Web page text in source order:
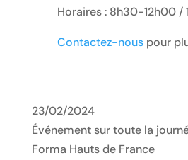
Horaires : 8h30-12h00 /
Contactez-nouspour
23/02/2024
Événement sur toute la
Forma Hauts de France